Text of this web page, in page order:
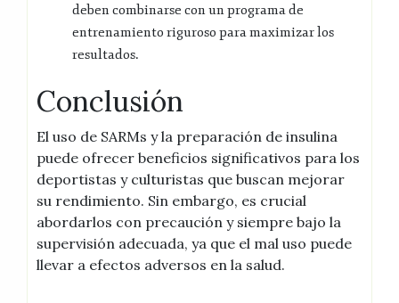
deben combinarse con un programa de
entrenamiento riguroso para maximizar los
resultados.
Conclusión
El uso de SARMs y la preparación de insulina
puede ofrecer beneficios significativos para los
deportistas y culturistas que buscan mejorar
su rendimiento. Sin embargo, es crucial
abordarlos con precaución y siempre bajo la
supervisión adecuada, ya que el mal uso puede
llevar a efectos adversos en la salud.